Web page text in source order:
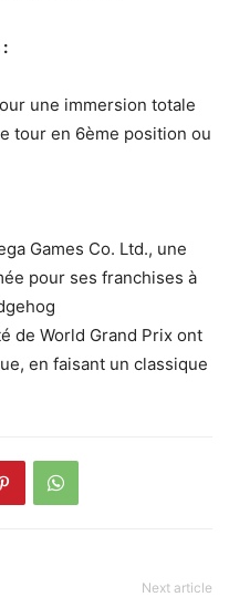
une immersion totale
tour en 6ème position ou
Games Co. Ltd., une
pour ses franchises à
de World Grand Prix ont
en faisant un classique
Next article